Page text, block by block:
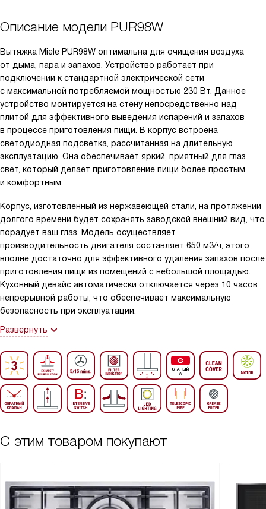
Описание модели PUR98W
Вытяжка Miele PUR98W оптимальна для очищения воздуха
от дыма, пара и запахов. Устройство работает при
подключении к стандартной электрической сети
с максимальной потребляемой мощностью 230 Вт. Данное
устройство монтируется на стену непосредственно над
плитой для эффективного выведения испарений и запахов
в процессе приготовления пищи. В корпус встроена
светодиодная подсветка, рассчитанная на длительную
эксплуатацию. Она обеспечивает яркий, приятный для глаз
свет, который делает приготовление пищи более простым
и комфортным.
Корпус, изготовленный из нержавеющей стали, на протяжении
долгого времени будет сохранять заводской внешний вид, что
порадует ваш глаз. Модель осуществляет
производительность двигателя составляет 650 м3/ч, этого
вполне достаточно для эффективного удаления запахов после
приготовления пищи из помещений с небольшой площадью.
Кухонный девайс автоматически отключается через 10 часов
непрерывной работы, что обеспечивает максимальную
безопасность при эксплуатации.
Развернуть
С этим товаром покупают